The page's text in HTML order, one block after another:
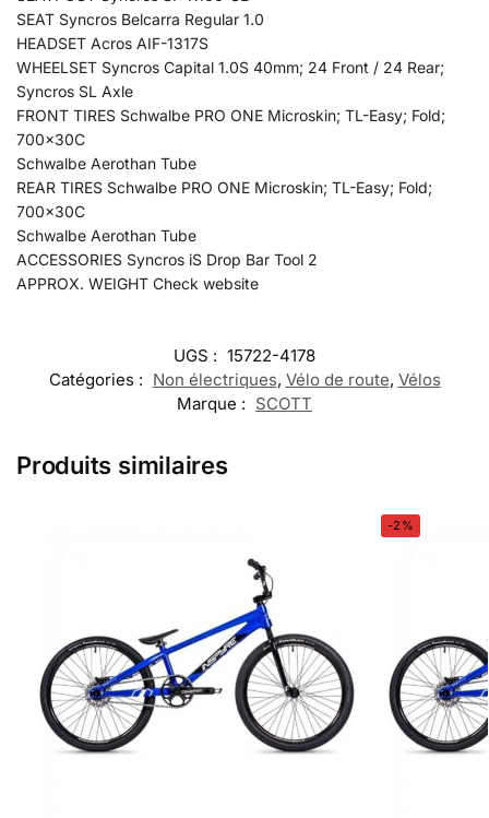
SEAT Syncros Belcarra Regular 1.0
HEADSET Acros AIF-1317S
WHEELSET Syncros Capital 1.0S 40mm; 24 Front / 24 Rear;
Syncros SL Axle
FRONT TIRES Schwalbe PRO ONE Microskin; TL-Easy; Fold;
700x30C
Schwalbe Aerothan Tube
REAR TIRES Schwalbe PRO ONE Microskin; TL-Easy; Fold;
700x30C
Schwalbe Aerothan Tube
ACCESSORIES Syncros iS Drop Bar Tool 2
APPROX. WEIGHT Check website
UGS : 15722-4178
Catégories : Non électriques, Vélo de route, Vélos
Marque : SCOTT
Produits similaires
-2%